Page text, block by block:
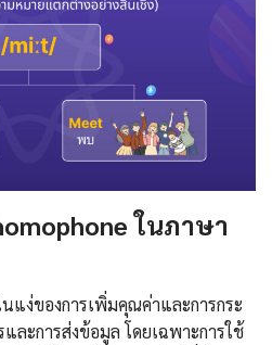
ในภาษา
แง่ของการเพิ่มคุณค่าและการกระ
ละการส่งข้อมูล โดยเฉพาะการใช้